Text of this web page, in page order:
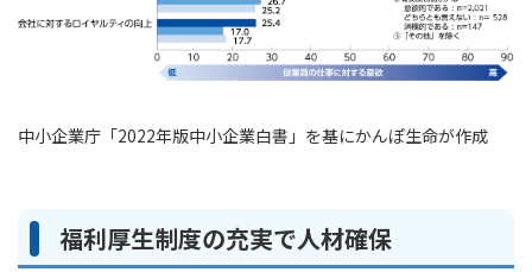
中小企業庁「2022年版中小企業白書」を基にかんぽ生命が作成
福利厚生制度の充実で人材確保